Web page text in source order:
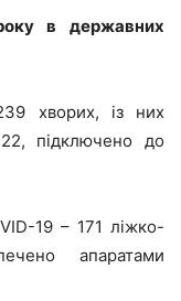
в державних
хворих, із них
підключено до
19 – 171 ліжко-
апаратами